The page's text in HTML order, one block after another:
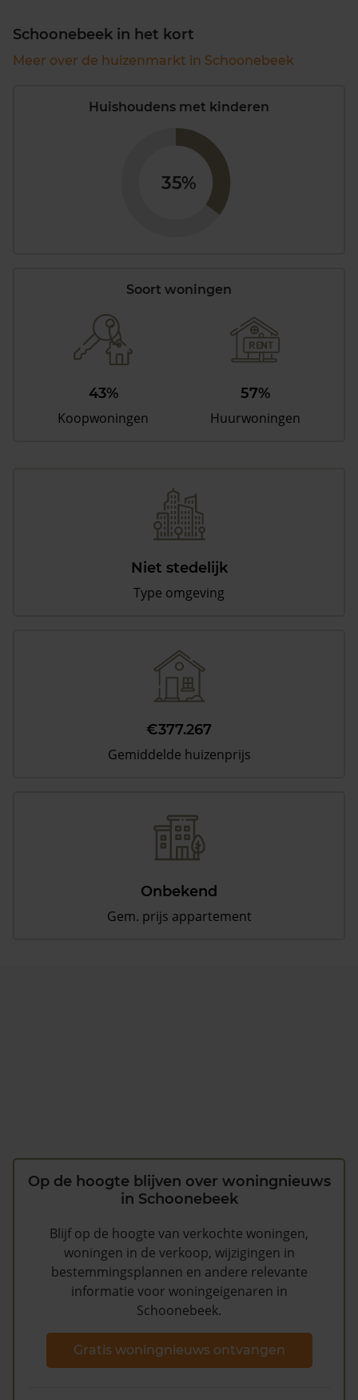
Schoonebeek in het kort
Meer over de huizenmarkt in Schoonebeek
Huishoudens met kinderen
35%
Soort woningen
43%
Koopwoningen
57%
Huurwoningen
Niet stedelijk
Type omgeving
€377.267
Gemiddelde huizenprijs
Onbekend
Gem. prijs appartement
Op de hoogte blijven over woningnieuws
in Schoonebeek
Blijf op de hoogte van verkochte woningen,
woningen in de verkoop, wijzigingen in
bestemmingsplannen en andere relevante
informatie voor woningeigenaren in
Schoonebeek.
Gratis woningnieuws ontvangen